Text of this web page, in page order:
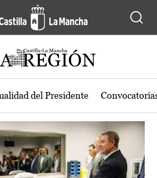
la región de Castilla-
del Presidente